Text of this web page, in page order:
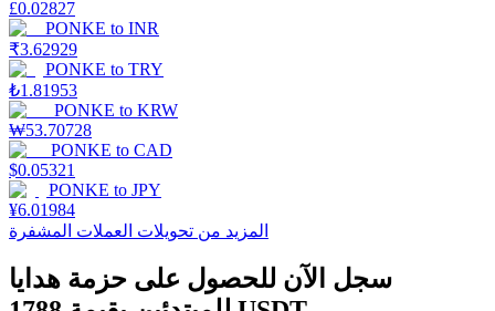
التوقيع المساحي
عوائد عالية والوصول الفوري
£0.02827
PONKE to INR
₹3.62929
PONKE to TRY
₺1.81953
PONKE to KRW
₩53.70728
PONKE to CAD
$0.05321
PONKE to JPY
¥6.01984
المزيد من تحويلات العملات المشفرة
سجل الآن للحصول على حزمة هدايا